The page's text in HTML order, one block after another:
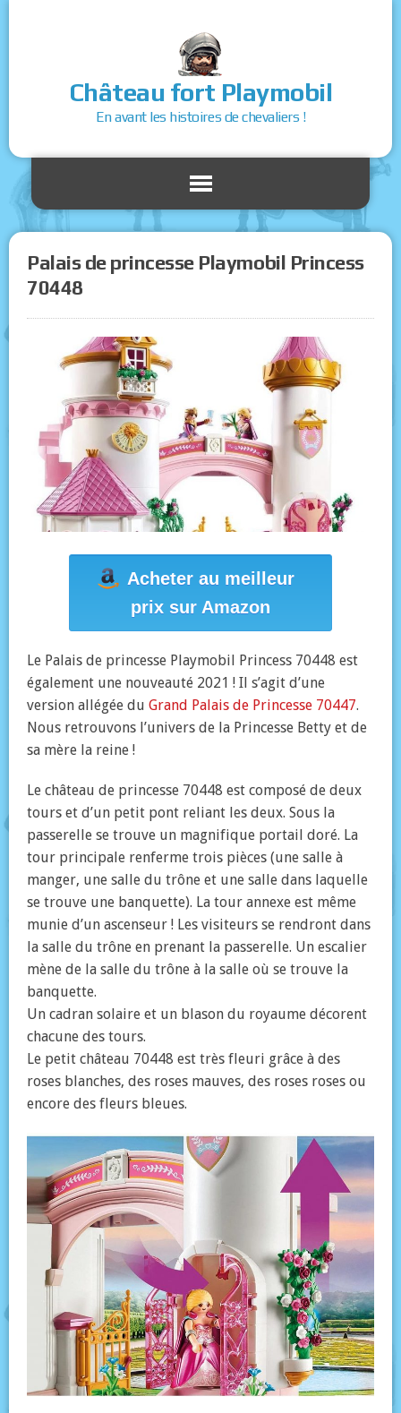
Château fort Playmobil
En avant les histoires de chevaliers !
Palais de princesse Playmobil Princess
70448
Acheter au meilleur
prix sur Amazon
Le Palais de princesse Playmobil Princess 70448 est
également une nouveauté 2021 ! Il s’agit d’une
version allégée du Grand Palais de Princesse 70447.
Nous retrouvons l’univers de la Princesse Betty et de
sa mère la reine !
Le château de princesse 70448 est composé de deux
tours et d’un petit pont reliant les deux. Sous la
passerelle se trouve un magnifique portail doré. La
tour principale renferme trois pièces (une salle à
manger, une salle du trône et une salle dans laquelle
se trouve une banquette). La tour annexe est même
munie d’un ascenseur ! Les visiteurs se rendront dans
la salle du trône en prenant la passerelle. Un escalier
mène de la salle du trône à la salle où se trouve la
banquette.
Un cadran solaire et un blason du royaume décorent
chacune des tours.
Le petit château 70448 est très fleuri grâce à des
roses blanches, des roses mauves, des roses roses ou
encore des fleurs bleues.